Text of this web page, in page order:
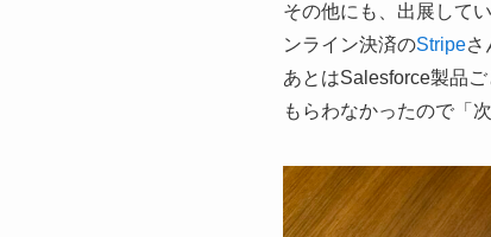
その他にも、出展して
ンライン決済のStripeさ
あとはSalesforce製品
もらわなかったので「